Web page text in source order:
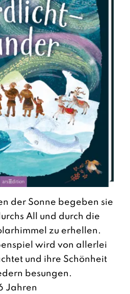
der Sonne begeben sie
All und durch die
zu erhellen.
wird von allerlei
und ihre Schönheit
besungen.
Jahren